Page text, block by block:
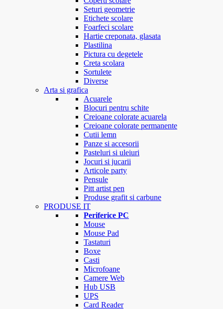
Seturi geometrie
Etichete scolare
Foarfeci scolare
Hartie creponata, glasata
Plastilina
Pictura cu degetele
Creta scolara
Sortulete
Diverse
Arta si grafica
Acuarele
Blocuri pentru schite
Creioane colorate acuarela
Creioane colorate permanente
Cutii lemn
Panze si accesorii
Pasteluri si uleiuri
Jocuri si jucarii
Articole party
Pensule
Pitt artist pen
Produse grafit si carbune
PRODUSE IT
Periferice PC
Mouse
Mouse Pad
Tastaturi
Boxe
Casti
Microfoane
Camere Web
Hub USB
UPS
Card Reader